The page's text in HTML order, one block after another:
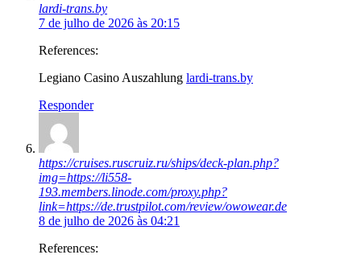
lardi-trans.by
7 de julho de 2026 às 20:15
References:
Legiano Casino Auszahlung lardi-trans.by
Responder
https://cruises.ruscruiz.ru/ships/deck-plan.php?
img=https://li558-
193.members.linode.com/proxy.php?
link=https://de.trustpilot.com/review/owowear.de
8 de julho de 2026 às 04:21
References: